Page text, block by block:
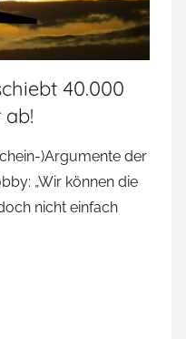
40.000
)Argumente der
„Wir können die
nicht einfach